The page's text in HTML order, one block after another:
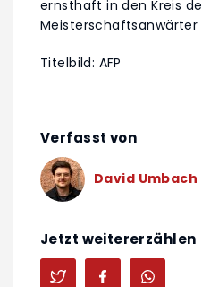
ernsthaft in den Kreis
Meisterschaftsanwärter
Titelbild: AFP
Verfasst von
David Umbach
Jetzt weitererzählen